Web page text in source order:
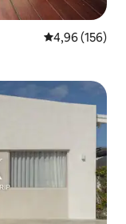
Évaluation
4,96 (156)